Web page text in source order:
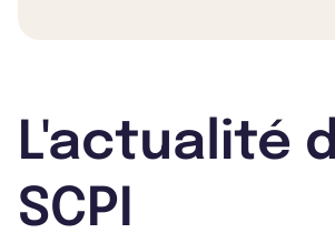
L'actualité
SCPI